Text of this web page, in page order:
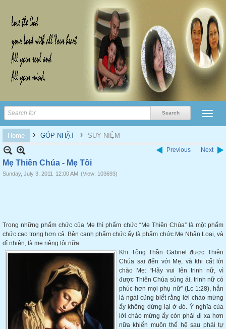
Home › GÓP NHẶT › SUY NIỆM
Previous Next
Mẹ Thiên Chúa - Mẹ Tôi
Sunday, July 3, 2011 12:00 AM (View: 103693)
Trong những phẩm chức của Mẹ thì phẩm chức “Mẹ Thiên Chúa” là một phẩm
chức cao trọng hơn cả. Bên cạnh phẩm chức ấy là phẩm chức Mẹ Nhân Loại, và
dĩ nhiên, là mẹ riêng tôi nữa.
Khi Tổng Thần Gabriel được Thiên
Chúa sai đến với Mẹ, và khi cất lời
chào Mẹ: “Hãy vui lên trinh nữ, vì
được Thiên Chúa sủng ái, trinh nữ có
phúc hơn mọi phụ nữ” (Lc 1:28), hẳn
là ngài cũng biết rằng lời chào mừng
ấy không dừng lại ở đó. Ý nghĩa của
lời chào mừng ấy còn phải đi xa hơn
nữa khiến muôn thế hệ sau phải tự